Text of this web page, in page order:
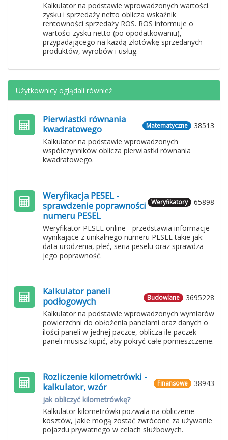
Kalkulator na podstawie wprowadzonych wartości
zysku i sprzedaży netto oblicza wskaźnik
rentowności sprzedaży ROS. ROS informuje o
wartości zysku netto (po opodatkowaniu),
przypadającego na każdą złotówkę sprzedanych
produktów, wyrobów i usług.
Użytkownicy oglądali również
38513
Matematyczne
Pierwiastki równania
kwadratowego
Kalkulator na podstawie wprowadzonych
współczynników oblicza pierwiastki równania
kwadratowego.
65898
Weryfikatory
Weryfikacja PESEL -
sprawdzenie poprawności
numeru PESEL
Weryfikator PESEL online - przedstawia informacje
wynikające z unikalnego numeru PESEL takie jak:
data urodzenia, płeć, seria peselu oraz sprawdza
jego poprawność.
3695228
Budowlane
Kalkulator paneli
podłogowych
Kalkulator na podstawie wprowadzonych wymiarów
powierzchni do obłożenia panelami oraz danych o
ilości paneli w jednej paczce, oblicza ile paczek
paneli musisz kupić, aby pokryć całe pomieszczenie.
38943
Finansowe
Rozliczenie kilometrówki -
kalkulator, wzór
jak obliczyć kilometrówkę?
Kalkulator kilometrówki pozwala na obliczenie
kosztów, jakie mogą zostać zwrócone za używanie
pojazdu prywatnego w celach służbowych.